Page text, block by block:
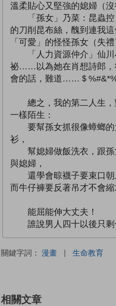
溫柔貼心又堅強的媳婦（沒
「孫女」乃菜：昆蟲控
的刀削昆布絲，醜到連我
「可愛」的怪怪孫女（失禮
「人力資源仲介」仙川
祕……以為她在肖想詩郎，
會的話，難道……＄
總之，我的第二人生，
一樣陌生：
要幫孫女抓很像蟑螂的
衫，
幫媳婦做飯洗衣，跟孫
與媳婦，
還學會晾襪子要束口朝
而牛仔褲要反著吊才不會
能屈能伸大丈夫！
誰說男人四十以後只剩
關鍵字詞： 漫畫 | 生命教育
相關文章